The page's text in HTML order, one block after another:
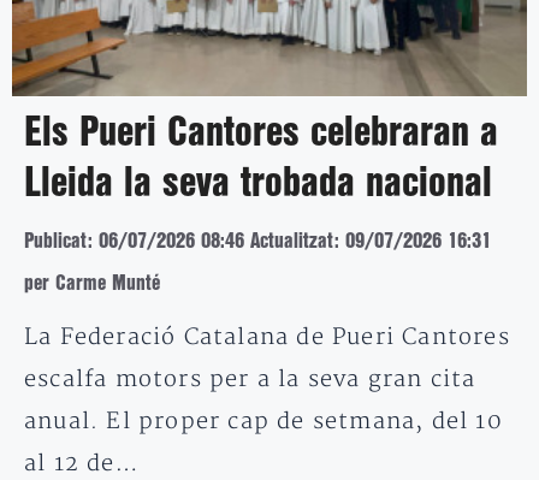
Els Pueri Cantores celebraran a
Lleida la seva trobada nacional
Publicat: 06/07/2026 08:46 Actualitzat: 09/07/2026 16:31
per Carme Munté
La Federació Catalana de Pueri Cantores
escalfa motors per a la seva gran cita
anual. El proper cap de setmana, del 10
al 12 de…